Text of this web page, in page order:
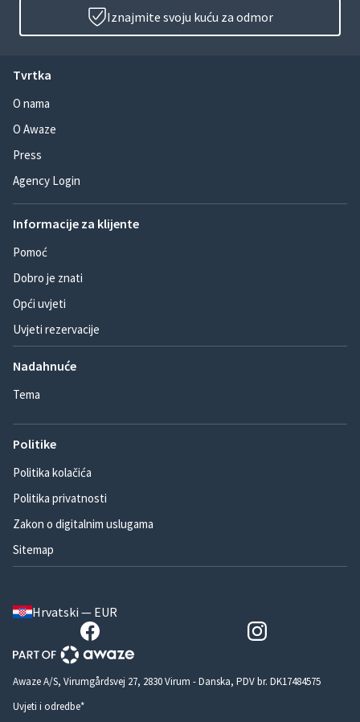
Iznajmite svoju kuću za odmor
Tvrtka
O nama
O Awaze
Press
Agency Login
Informacije za klijente
Pomoć
Dobro je znati
Opći uvjeti
Uvjeti rezervacije
Nadahnuće
Tema
Politike
Politika kolačića
Politika privatnosti
Zakon o digitalnim uslugama
Sitemap
Hrvatski — EUR
Awaze A/S, Virumgårdsvej 27, 2830 Virum - Danska, PDV br. DK17484575
Uvjeti i odredbe*